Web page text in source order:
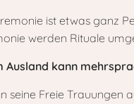
ist etwas ganz
werden Rituale
Ausland kann
seine Freie Trauungen